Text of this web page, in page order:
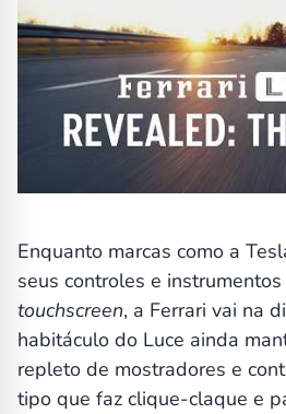
Enquanto marcas como a
seus controles e
touchscreen, a Ferrari vai na
habitáculo do Luce ainda
repleto de mostradores e
tipo que faz clique-claque e